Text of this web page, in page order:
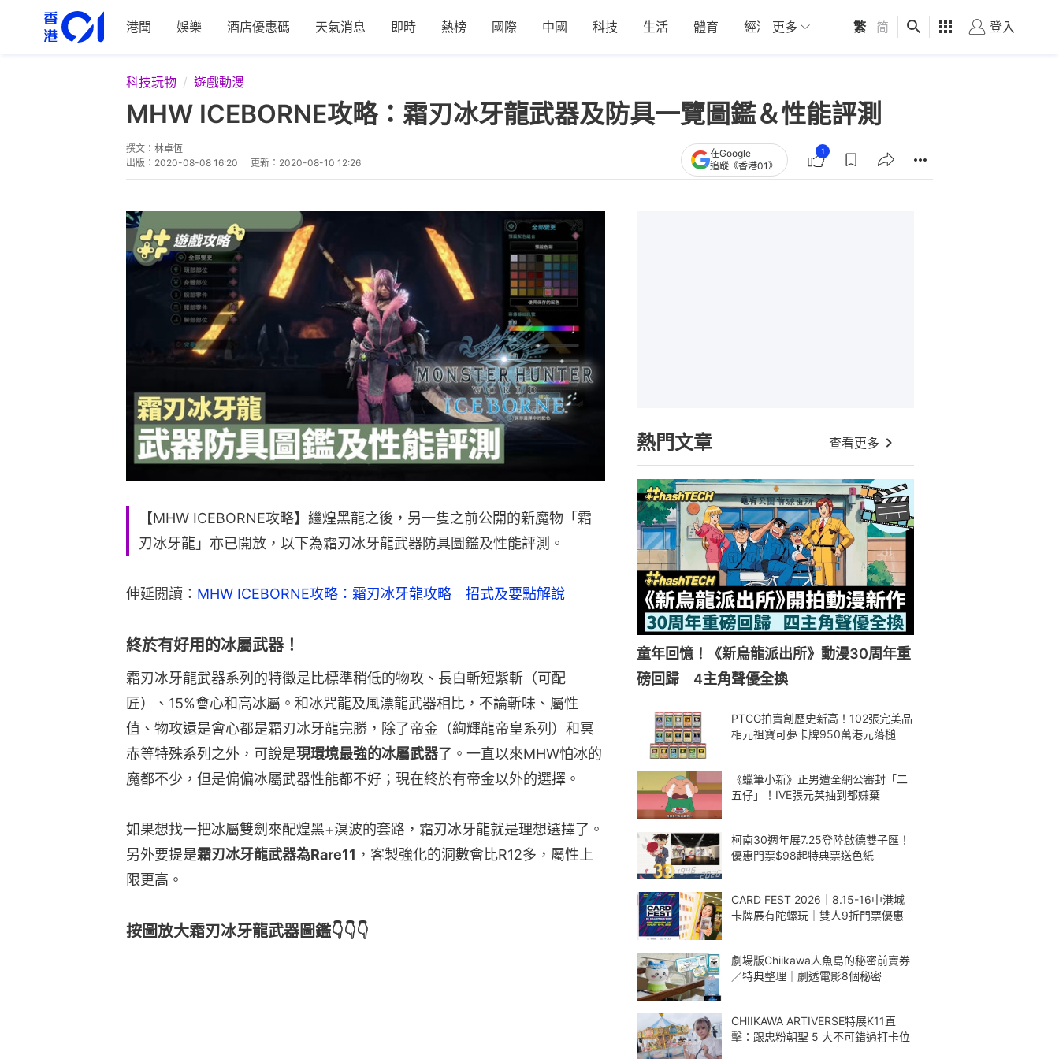
港聞 娛樂 酒店優惠碼 天氣消息 即時 熱榜 國際 中國 科技 生活 體育 經濟 01深圳 觀點 健康 好食玩飛
更多 繁 简 登入
科技玩物 遊戲動漫
MHW ICEBORNE攻略：霜刃冰牙龍武器及防具一覽圖鑑＆性能評測
撰文： 林卓恆
出版： 2020-08-08 16:20 更新： 2020-08-10 12:26
在Google
追蹤《香港01》
1
【MHW ICEBORNE攻略】繼煌黑龍之後，另一隻之前公開的新魔物「霜
刃冰牙龍」亦已開放，以下為霜刃冰牙龍武器防具圖鑑及性能評測。
伸延閱讀： MHW ICEBORNE攻略：霜刃冰牙龍攻略　招式及要點解說
終於有好用的冰屬武器！
霜刃冰牙龍武器系列的特徵是比標準稍低的物攻、長白斬短紫斬（可配
匠）、15%會心和高冰屬。和冰咒龍及風漂龍武器相比，不論斬味、屬性
值、物攻還是會心都是霜刃冰牙龍完勝，除了帝金（絢輝龍帝皇系列）和冥
赤等特殊系列之外，可說是現環境最強的冰屬武器了。一直以來MHW怕冰的
魔都不少，但是偏偏冰屬武器性能都不好；現在終於有帝金以外的選擇。
如果想找一把冰屬雙劍來配煌黑+溟波的套路，霜刃冰牙龍就是理想選擇了。
另外要提是霜刃冰牙龍武器為Rare11 ，客製強化的洞數會比R12多，屬性上
限更高。
按圖放大霜刃冰牙龍武器圖鑑👇👇👇
熱門文章 查看更多
童年回憶！《新烏龍派出所》動漫30周年重
磅回歸 4主角聲優全換
PTCG拍賣創歷史新高！102張完美品
相元祖寶可夢卡牌950萬港元落槌
《蠟筆小新》正男遭全網公審封「二
五仔」！IVE張元英抽到都嫌棄
柯南30週年展7.25登陸啟德雙子匯！
優惠門票$98起特典票送色紙
CARD FEST 2026｜8.15-16中港城
卡牌展有陀螺玩｜雙人9折門票優惠
劇場版Chiikawa人魚島的秘密前賣券
／特典整理｜劇透電影8個秘密
CHIIKAWA ARTIVERSE特展K11直
擊：跟忠粉朝聖 5 大不可錯過打卡位